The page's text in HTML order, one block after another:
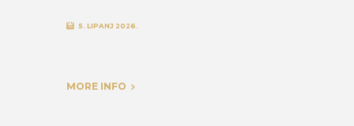
5. LIPANJ 2026.
MORE INFO